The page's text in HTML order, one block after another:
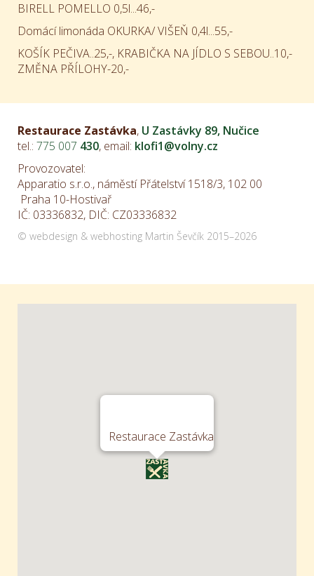
BIRELL POMELLO 0,5l...46,-
Domácí limonáda OKURKA/ VIŠEŇ 0,4l...55,-
KOŠÍK PEČIVA..25,-, KRABIČKA NA JÍDLO S SEBOU..10,-
ZMĚNA PŘÍLOHY-20,-
Restaurace Zastávka, U Zastávky 89, Nučice
tel.: 775 007 430, email: klofi1@volny.cz
Provozovatel:
Apparatio s.r.o., náměstí Přátelství 1518/3, 102 00
Praha 10-Hostivař
IČ: 03336832, DIČ: CZ03336832
© webdesign & webhosting Martin Ševčík 2015–2026
Restaurace Zastávka